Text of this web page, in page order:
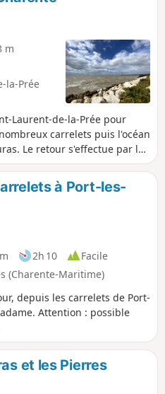
m
la-Prée
Laurent-de-la-Prée pour
carrelets puis l'océan
Le retour s'effectue par la
à Port-les-
2h 10
Facile
(Charente-Maritime)
depuis les carrelets de Port-
Attention : possible
et les Pierres